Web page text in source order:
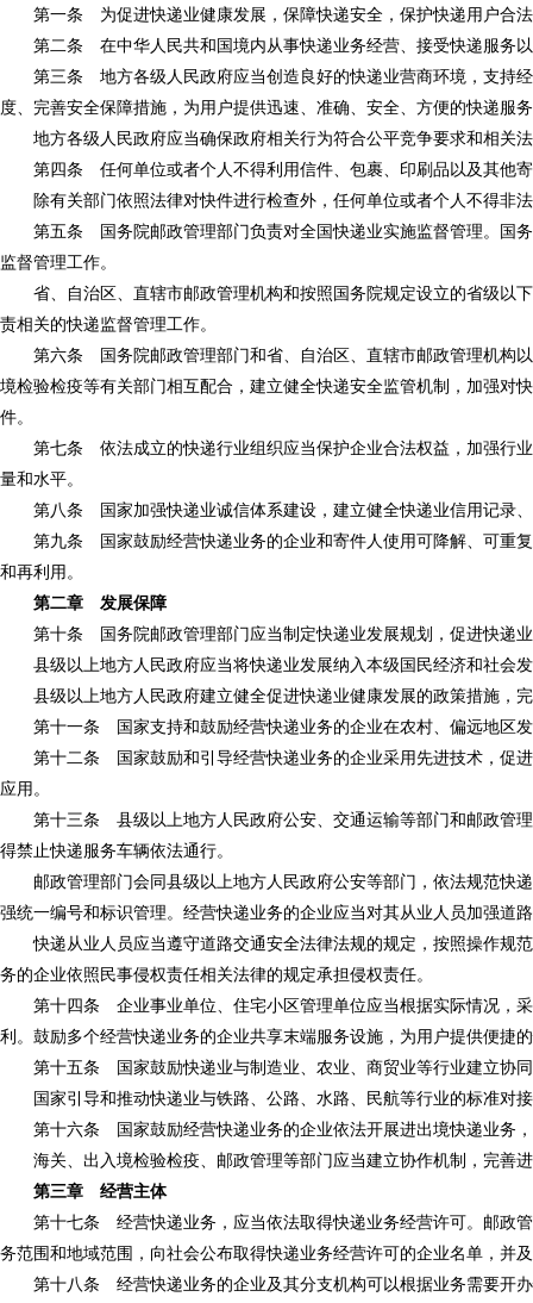
第一条 为促进快递业健康发展，保障快递安全，保护快递用户合法
第二条 在中华人民共和国境内从事快递业务经营、接受快递服务以
第三条 地方各级人民政府应当创造良好的快递业营商环境，支持经
度、完善安全保障措施，为用户提供迅速、准确、安全、方便的快递服
地方各级人民政府应当确保政府相关行为符合公平竞争要求和相关
第四条 任何单位或者个人不得利用信件、包裹、印刷品以及其他寄
除有关部门依照法律对快件进行检查外，任何单位或者个人不得非
第五条 国务院邮政管理部门负责对全国快递业实施监督管理。国务
监督管理工作。
省、自治区、直辖市邮政管理机构和按照国务院规定设立的省级以
责相关的快递监督管理工作。
第六条 国务院邮政管理部门和省、自治区、直辖市邮政管理机构以
境检验检疫等有关部门相互配合，建立健全快递安全监管机制，加强对
件。
第七条 依法成立的快递行业组织应当保护企业合法权益，加强行业
量和水平。
第八条 国家加强快递业诚信体系建设，建立健全快递业信用记录、
第九条 国家鼓励经营快递业务的企业和寄件人使用可降解、可重复
和再利用。
第二章 发展保障
第十条 国务院邮政管理部门应当制定快递业发展规划，促进快递业
县级以上地方人民政府应当将快递业发展纳入本级国民经济和社会
县级以上地方人民政府建立健全促进快递业健康发展的政策措施，
第十一条 国家支持和鼓励经营快递业务的企业在农村、偏远地区发
第十二条 国家鼓励和引导经营快递业务的企业采用先进技术，促进
应用。
第十三条 县级以上地方人民政府公安、交通运输等部门和邮政管理
得禁止快递服务车辆依法通行。
邮政管理部门会同县级以上地方人民政府公安等部门，依法规范快
强统一编号和标识管理。经营快递业务的企业应当对其从业人员加强道
快递从业人员应当遵守道路交通安全法律法规的规定，按照操作规
务的企业依照民事侵权责任相关法律的规定承担侵权责任。
第十四条 企业事业单位、住宅小区管理单位应当根据实际情况，采
利。鼓励多个经营快递业务的企业共享末端服务设施，为用户提供便捷
第十五条 国家鼓励快递业与制造业、农业、商贸业等行业建立协同
国家引导和推动快递业与铁路、公路、水路、民航等行业的标准对
第十六条 国家鼓励经营快递业务的企业依法开展进出境快递业务，
海关、出入境检验检疫、邮政管理等部门应当建立协作机制，完善
第三章 经营主体
第十七条 经营快递业务，应当依法取得快递业务经营许可。邮政管
务范围和地域范围，向社会公布取得快递业务经营许可的企业名单，并
第十八条 经营快递业务的企业及其分支机构可以根据业务需要开办